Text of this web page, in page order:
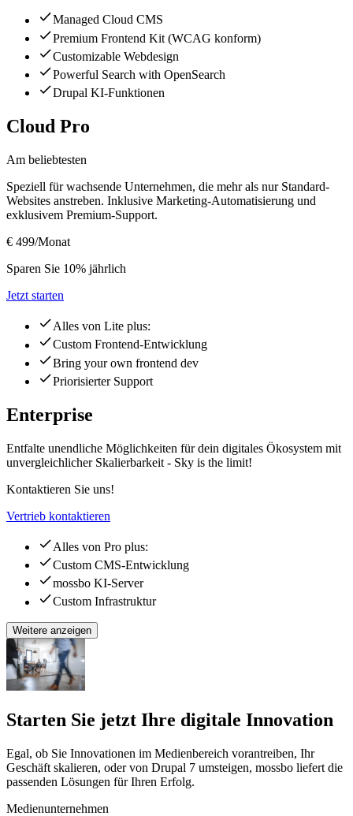
Managed Cloud CMS
Premium Frontend Kit (WCAG konform)
Customizable Webdesign
Powerful Search with OpenSearch
Drupal KI-Funktionen
Cloud Pro
Am beliebtesten
Speziell für wachsende Unternehmen, die mehr als nur Standard-
Websites anstreben. Inklusive Marketing-Automatisierung und
exklusivem Premium-Support.
€ 499/Monat
Sparen Sie 10% jährlich
Jetzt starten
Alles von Lite plus:
Custom Frontend-Entwicklung
Bring your own frontend dev
Priorisierter Support
Enterprise
Entfalte unendliche Möglichkeiten für dein digitales Ökosystem mit
unvergleichlicher Skalierbarkeit - Sky is the limit!
Kontaktieren Sie uns!
Vertrieb kontaktieren
Alles von Pro plus:
Custom CMS-Entwicklung
mossbo KI-Server
Custom Infrastruktur
Weitere anzeigen
Starten Sie jetzt Ihre digitale Innovation
Egal, ob Sie Innovationen im Medienbereich vorantreiben, Ihr
Geschäft skalieren, oder von Drupal 7 umsteigen, mossbo liefert die
passenden Lösungen für Ihren Erfolg.
Medienunternehmen